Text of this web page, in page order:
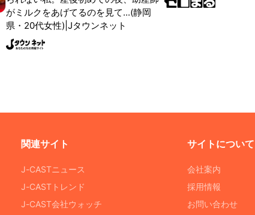
がミルクをあげてるのを見て...(静岡
県・20代女性)|Jタウンネット
関連サイト
J-CASTニュース
J-CASTトレンド
J-CAST会社ウォッチ
サイトについて
会社案内
採用情報
お問い合わせ